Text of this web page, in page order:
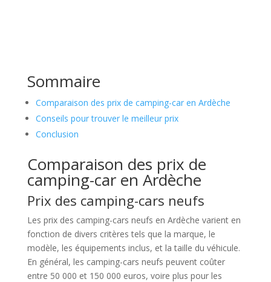
Sommaire
Comparaison des prix de camping-car en Ardèche
Conseils pour trouver le meilleur prix
Conclusion
Comparaison des prix de
camping-car en Ardèche
Prix des camping-cars neufs
Les prix des camping-cars neufs en Ardèche varient en
fonction de divers critères tels que la marque, le
modèle, les équipements inclus, et la taille du véhicule.
En général, les camping-cars neufs peuvent coûter
entre 50 000 et 150 000 euros, voire plus pour les